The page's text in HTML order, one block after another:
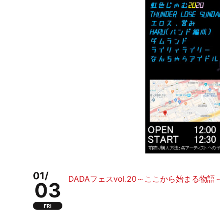
01/
03
FRI
DADAフェスvol.20～ここから始まる物語